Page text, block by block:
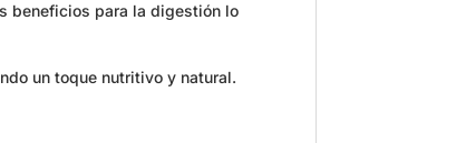
beneficios para la digestión lo
un toque nutritivo y natural.